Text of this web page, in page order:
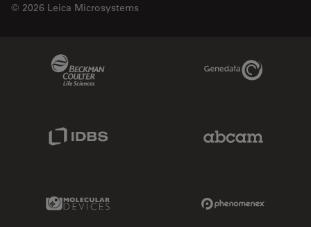
© 2026 Leica Microsystems
Genedata Link
Molecular Devices Link